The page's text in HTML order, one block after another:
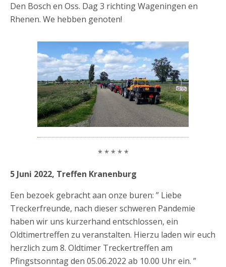
Den Bosch en Oss. Dag 3 richting Wageningen en
Rhenen. We hebben genoten!
* * * * *
5 Juni 2022, Treffen Kranenburg
Een bezoek gebracht aan onze buren: ” Liebe
Treckerfreunde, nach dieser schweren Pandemie
haben wir uns kurzerhand entschlossen, ein
Oldtimertreffen zu veranstalten. Hierzu laden wir euch
herzlich zum 8. Oldtimer Treckertreffen am
Pfingstsonntag den 05.06.2022 ab 10.00 Uhr ein. ”